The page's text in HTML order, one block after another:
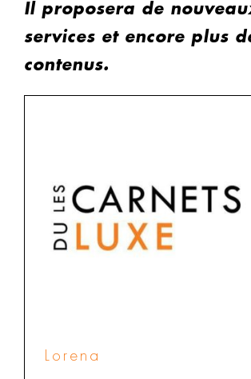
Il proposera de
services et encore plus
contenus.
Lorena